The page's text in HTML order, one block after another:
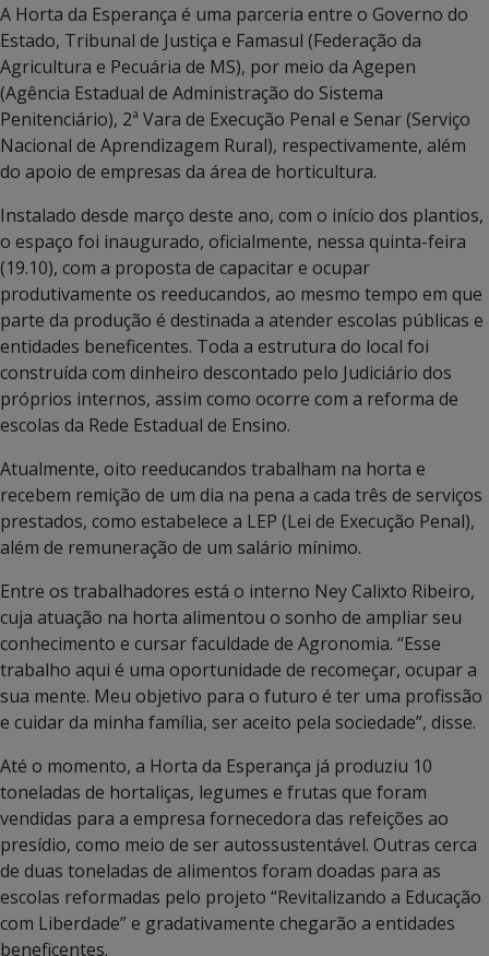
A Horta da Esperança é uma parceria entre o Governo do
Estado, Tribunal de Justiça e Famasul (Federação da
Agricultura e Pecuária de MS), por meio da Agepen
(Agência Estadual de Administração do Sistema
Penitenciário), 2ª Vara de Execução Penal e Senar (Serviço
Nacional de Aprendizagem Rural), respectivamente, além
do apoio de empresas da área de horticultura.
Instalado desde março deste ano, com o início dos plantios,
o espaço foi inaugurado, oficialmente, nessa quinta-feira
(19.10), com a proposta de capacitar e ocupar
produtivamente os reeducandos, ao mesmo tempo em que
parte da produção é destinada a atender escolas públicas e
entidades beneficentes. Toda a estrutura do local foi
construída com dinheiro descontado pelo Judiciário dos
próprios internos, assim como ocorre com a reforma de
escolas da Rede Estadual de Ensino.
Atualmente, oito reeducandos trabalham na horta e
recebem remição de um dia na pena a cada três de serviços
prestados, como estabelece a LEP (Lei de Execução Penal),
além de remuneração de um salário mínimo.
Entre os trabalhadores está o interno Ney Calixto Ribeiro,
cuja atuação na horta alimentou o sonho de ampliar seu
conhecimento e cursar faculdade de Agronomia. “Esse
trabalho aqui é uma oportunidade de recomeçar, ocupar a
sua mente. Meu objetivo para o futuro é ter uma profissão
e cuidar da minha família, ser aceito pela sociedade”, disse.
Até o momento, a Horta da Esperança já produziu 10
toneladas de hortaliças, legumes e frutas que foram
vendidas para a empresa fornecedora das refeições ao
presídio, como meio de ser autossustentável. Outras cerca
de duas toneladas de alimentos foram doadas para as
escolas reformadas pelo projeto “Revitalizando a Educação
com Liberdade” e gradativamente chegarão a entidades
beneficentes.